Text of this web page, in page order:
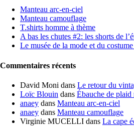
Manteau arc-en-ciel
Manteau camouflage
T.shirts homme à thème
A bas les chutes #2: les shorts de
Le musée de la mode et du
Commentaires récents
David Moni dans Le retour du
Loïc Blouin dans Ébauche de
anaey dans Manteau arc-en-ciel
anaey dans Manteau camouflage
Virginie MUCELLI dans La cape